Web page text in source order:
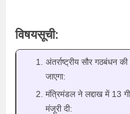
विषयसूची:
अंतर्राष्ट्रीय सौर गठबंधन
जाएगा:
मंत्रिमंडल ने लद्दाख में 13
मंजूरी दी: